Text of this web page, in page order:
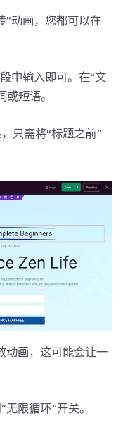
”动画，您都可以在
中输入即可。在“文
短语。
只需将“标题之前”
动画，这可能会让一
限循环”开关。